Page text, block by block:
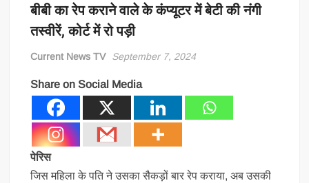
बीबी का रेप कराने वाले के कंप्यूटर में बेटी की नंगी
तस्वीरें, कोर्ट में रो पड़ी
Current News TV September 7, 2024
Share on Social Media
पेरिस
जिस महिला के पति ने उसका सैकड़ों बार रेप कराया, अब उसकी